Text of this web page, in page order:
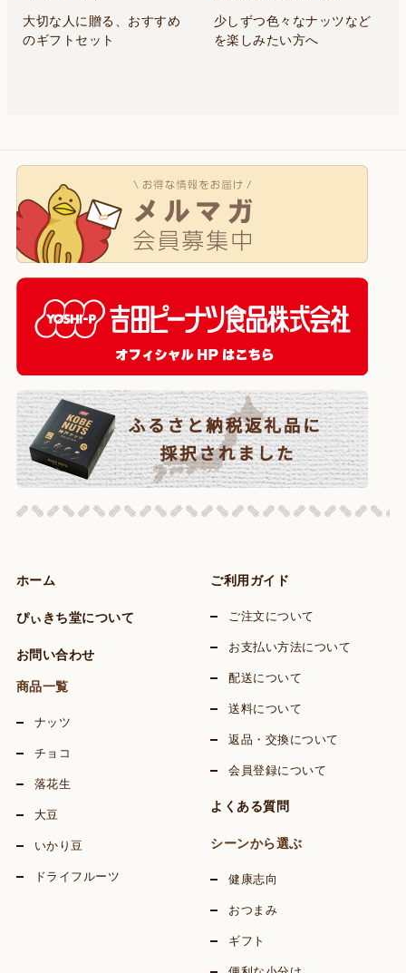
大切な人に贈る、おすすめ
のギフトセット
少しずつ色々なナッツなど
を楽しみたい方へ
ホーム
ぴぃきち堂について
お問い合わせ
ご利用ガイド
ご注文について
お支払い方法について
配送について
送料について
返品・交換について
会員登録について
よくある質問
商品一覧
ナッツ
チョコ
落花生
大豆
いかり豆
ドライフルーツ
シーンから選ぶ
健康志向
おつまみ
ギフト